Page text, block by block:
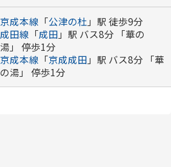
京成本線 「公津の杜 」駅 徒歩9分
成田線 「成田 」駅 バス8分 「華の
湯」 停歩1分
京成本線 「京成成田 」駅 バス8分 「華
の湯」 停歩1分